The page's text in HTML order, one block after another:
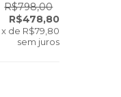
R$798,00
R$478,80
x de R$79,80
sem juros